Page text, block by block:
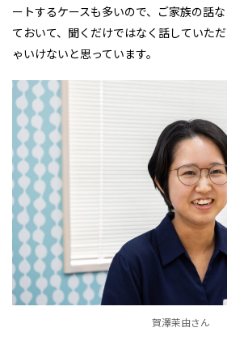
ートするケースも多いので、ご家族の話
ておいて、聞くだけではなく話していた
ゃいけないと思っています。
賀澤茉由さん